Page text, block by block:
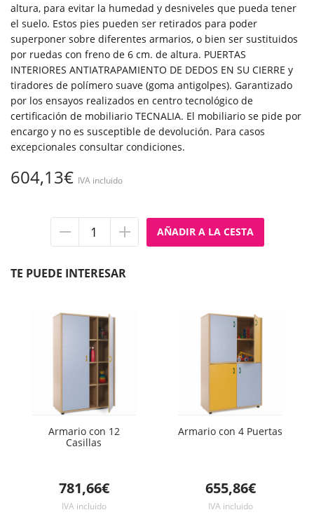
altura, para evitar la humedad y desniveles que pueda tener
el suelo. Estos pies pueden ser retirados para poder
superponer sobre diferentes armarios, o bien ser sustituidos
por ruedas con freno de 6 cm. de altura. PUERTAS
INTERIORES ANTIATRAPAMIENTO DE DEDOS EN SU CIERRE y
tiradores de polímero suave (goma antigolpes). Garantizado
por los ensayos realizados en centro tecnológico de
certificación de mobiliario TECNALIA. El mobiliario se pide por
encargo y no es susceptible de devolución. Para casos
excepcionales consultar condiciones.
604,13€ IVA incluido
TE PUEDE INTERESAR
Armario con 12
Casillas
781,66€
IVA incluido
Armario con 4 Puertas
655,86€
IVA incluido